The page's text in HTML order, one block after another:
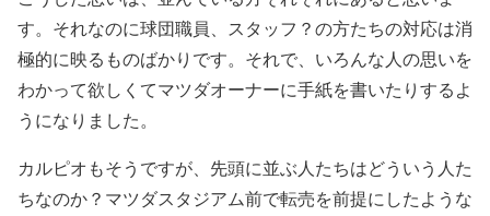
す。それなのに球団職員、スタッフ？の方たちの対応は消
極的に映るものばかりです。それで、いろんな人の思いを
わかって欲しくてマツダオーナーに手紙を書いたりするよ
うになりました。
カルピオもそうですが、先頭に並ぶ人たちはどういう人た
ちなのか？マツダスタジアム前で転売を前提にしたような